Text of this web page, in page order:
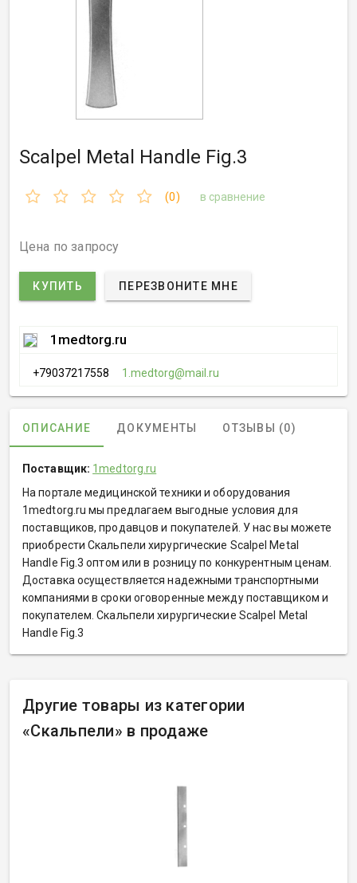
Scalpel Metal Handle Fig.3
(0) в сравнение
Цена по запросу
КУПИТЬ ПЕРЕЗВОНИТЕ МНЕ
1medtorg.ru
+79037217558 1.medtorg@mail.ru
ОПИСАНИЕ ДОКУМЕНТЫ ОТЗЫВЫ (0)
Поставщик: 1medtorg.ru
На портале медицинской техники и оборудования
1medtorg.ru мы предлагаем выгодные условия для
поставщиков, продавцов и покупателей. У нас вы можете
приобрести Скальпели хирургические Scalpel Metal
Handle Fig.3 оптом или в розницу по конкурентным ценам.
Доставка осуществляется надежными транспортными
компаниями в сроки оговоренные между поставщиком и
покупателем. Скальпели хирургические Scalpel Metal
Handle Fig.3
Другие товары из категории
«Скальпели» в продаже